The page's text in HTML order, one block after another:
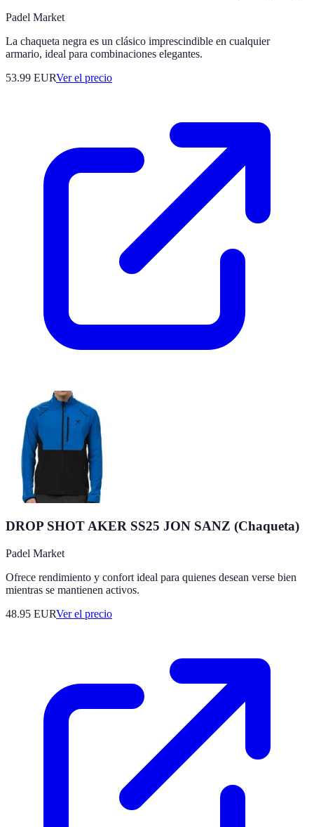
Padel Market
La chaqueta negra es un clásico imprescindible en cualquier
armario, ideal para combinaciones elegantes.
53.99 EURVer el precio
DROP SHOT AKER SS25 JON SANZ (Chaqueta)
Padel Market
Ofrece rendimiento y confort ideal para quienes desean verse bien
mientras se mantienen activos.
48.95 EURVer el precio